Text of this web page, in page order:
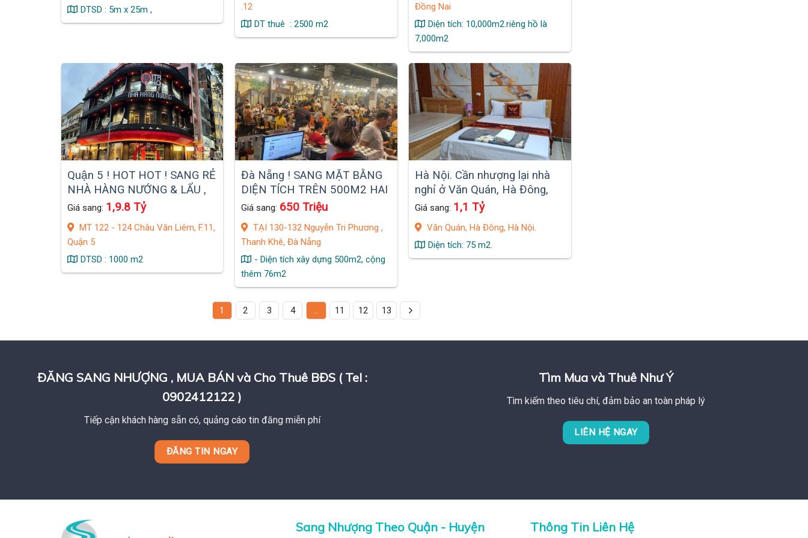
DTSD : 5m x 25m ,
.12
DT thuê : 2500 m2
Đồng Nai
Diện tích: 10,000m2.riêng hồ là
7,000m2
Quận 5 ! HOT HOT ! SANG RẺ
NHÀ HÀNG NƯỚNG & LẨU ,
DT : 1000 m2 , 1 trệt 1 lửng 3
Giá sang: 1,9.8 Tỷ
MT 122 - 124 Châu Văn Liêm, F.11,
Quận 5
DTSD : 1000 m2
Đà Nẵng ! SANG MẶT BẰNG
DIỆN TÍCH TRÊN 500M2 HAI
MẶT TIỀN Vị Trí Sầm Uất
Giá sang: 650 Triệu
TẠI 130-132 Nguyễn Tri Phương ,
Thanh Khê, Đà Nẵng
- Diện tích xây dựng 500m2, cộng
thêm 76m2
Hà Nội. Cần nhượng lại nhà
nghỉ ở Văn Quán, Hà Đông,
Giá sang: 1,1 Tỷ
Văn Quán, Hà Đông, Hà Nội.
Diện tích: 75 m2.
1 2 3 4 … 11 12 13
ĐĂNG SANG NHƯỢNG , MUA BÁN và Cho Thuê BĐS ( Tel :
0902412122 )
Tiếp cận khách hàng sẵn có, quảng cáo tin đăng miễn phí
ĐĂNG TIN NGAY
Tìm Mua và Thuê Như Ý
Tìm kiếm theo tiêu chí, đảm bảo an toàn pháp lý
LIÊN HỆ NGAY
Sang Nhượng Theo Quận - Huyện Thông Tin Liên Hệ